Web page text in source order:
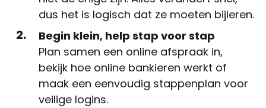
dus het is logisch dat ze moeten bijleren.
Begin klein, help stap voor stap
Plan samen een online afspraak in,
bekijk hoe online bankieren werkt of
maak een eenvoudig stappenplan voor
veilige logins.